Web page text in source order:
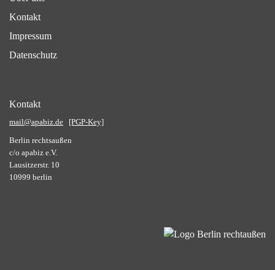
Kontakt
Impressum
Datenschutz
Kontakt
mail@apabiz.de [PGP-Key]
Berlin rechtsaußen
c/o apabiz e.V.
Lausitzerstr. 10
10999 berlin